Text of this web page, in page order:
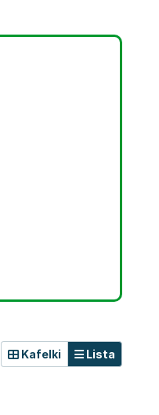
Kafelki Lista